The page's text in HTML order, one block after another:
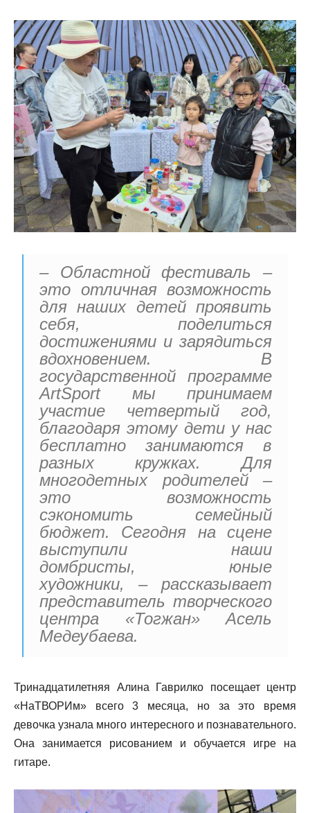
– Областной фестиваль –
это отличная возможность
для наших детей проявить
себя, поделиться
достижениями и зарядиться
вдохновением. В
государственной программе
ArtSport мы принимаем
участие четвертый год,
благодаря этому дети у нас
бесплатно занимаются в
разных кружках. Для
многодетных родителей –
это возможность
сэкономить семейный
бюджет. Сегодня на сцене
выступили наши
домбристы, юные
художники, – рассказывает
представитель творческого
центра «Тогжан» Асель
Медеубаева.
Тринадцатилетняя Алина Гаврилко посещает центр
«НаТВОРИм» всего 3 месяца, но за это время
девочка узнала много интересного и познавательного.
Она занимается рисованием и обучается игре на
гитаре.